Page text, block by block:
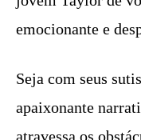
emocionante e
Seja com seus
apaixonante
atravessa os